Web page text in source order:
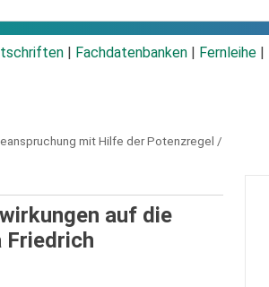
Fachdatenbanken Fernleihe
mit Hilfe der Potenzregel /
auf die
Friedrich